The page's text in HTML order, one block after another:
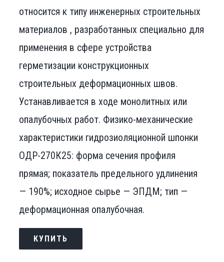
относится к типу инженерных строительных
материалов , разработанных специально для
применения в сфере устройства
герметизации конструкционных
строительных деформационных швов.
Устанавливается в ходе монолитных или
опалубочных работ. Физико-механические
характеристики гидрозиоляционной шпонки
ОДР-270К25: форма сечения профиля
прямая; показатель предельного удлинения
— 190%; исходное сырье — ЭПДМ; тип —
деформационная опалубочная.
КУПИТЬ